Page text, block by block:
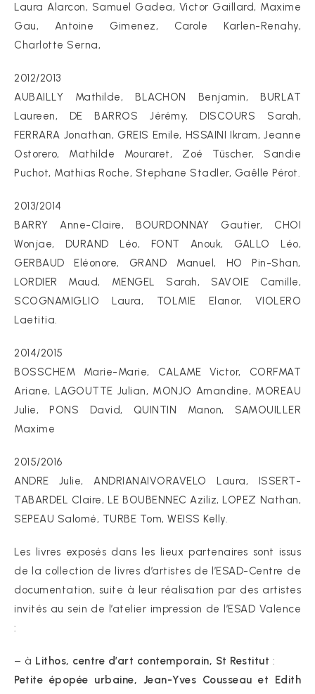
Laura Alarcon, Samuel Gadea, Victor Gaillard, Maxime
Gau, Antoine Gimenez, Carole Karlen-Renahy,
Charlotte Serna,
2012/2013
AUBAILLY Mathilde, BLACHON Benjamin, BURLAT
Laureen, DE BARROS Jérémy, DISCOURS Sarah,
FERRARA Jonathan, GREIS Emile, HSSAINI Ikram, Jeanne
Ostorero, Mathilde Mouraret, Zoé Tüscher, Sandie
Puchot, Mathias Roche, Stephane Stadler, Gaêlle Pérot.
2013/2014
BARRY Anne-Claire, BOURDONNAY Gautier, CHOI
Wonjae, DURAND Léo, FONT Anouk, GALLO Léo,
GERBAUD Eléonore, GRAND Manuel, HO Pin-Shan,
LORDIER Maud, MENGEL Sarah, SAVOIE Camille,
SCOGNAMIGLIO Laura, TOLMIE Elanor, VIOLERO
Laetitia.
2014/2015
BOSSCHEM Marie-Marie, CALAME Victor, CORFMAT
Ariane, LAGOUTTE Julian, MONJO Amandine, MOREAU
Julie, PONS David, QUINTIN Manon, SAMOUILLER
Maxime
2015/2016
ANDRE Julie, ANDRIANAIVORAVELO Laura, ISSERT-
TABARDEL Claire, LE BOUBENNEC Aziliz, LOPEZ Nathan,
SEPEAU Salomé, TURBE Tom, WEISS Kelly.
Les livres exposés dans les lieux partenaires sont issus
de la collection de livres d’artistes de l’ESAD-Centre de
documentation, suite à leur réalisation par des artistes
invités au sein de l’atelier impression de l’ESAD Valence
:
– à Lithos, centre d’art contemporain, St Restitut :
Petite épopée urbaine, Jean-Yves Cousseau et Edith